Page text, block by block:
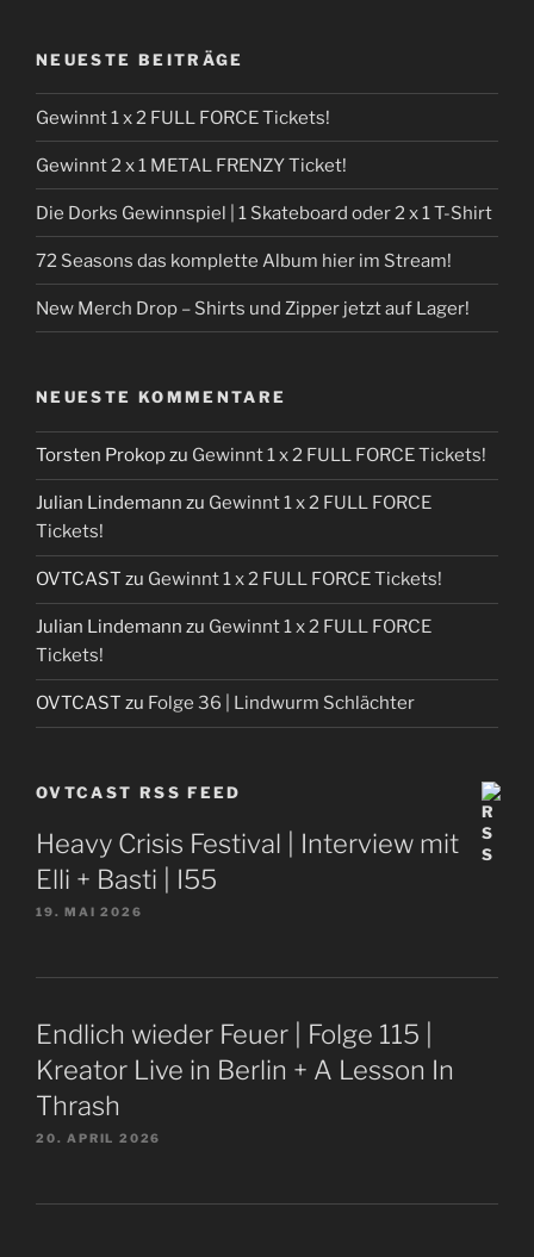
NEUESTE BEITRÄGE
Gewinnt 1 x 2 FULL FORCE Tickets!
Gewinnt 2 x 1 METAL FRENZY Ticket!
Die Dorks Gewinnspiel | 1 Skateboard oder 2 x 1 T-Shirt
72 Seasons das komplette Album hier im Stream!
New Merch Drop – Shirts und Zipper jetzt auf Lager!
NEUESTE KOMMENTARE
Torsten Prokopzu Gewinnt 1 x 2 FULL FORCE Tickets!
Julian Lindemann zu Gewinnt 1 x 2 FULL FORCE
Tickets!
OVTCAST zu Gewinnt 1 x 2 FULL FORCE Tickets!
Julian Lindemann zu Gewinnt 1 x 2 FULL FORCE
Tickets!
OVTCAST zu Folge 36 | Lindwurm Schlächter
OVTCAST RSS FEED
Heavy Crisis Festival | Interview mit
Elli + Basti | I55
19. MAI 2026
Endlich wieder Feuer | Folge 115 |
Kreator Live in Berlin + A Lesson In
Thrash
20. APRIL 2026